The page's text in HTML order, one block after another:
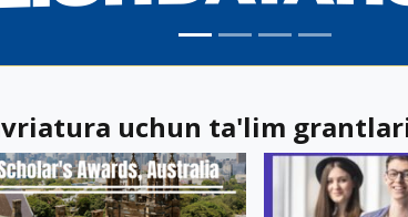
uchun ta'lim